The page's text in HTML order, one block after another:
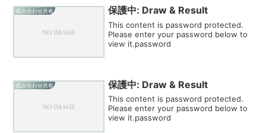
組み合わせ共有 保護中: Draw & Result
This content is password protected.
Please enter your password below to
view it.password
組み合わせ共有 保護中: Draw & Result
This content is password protected.
Please enter your password below to
view it.password